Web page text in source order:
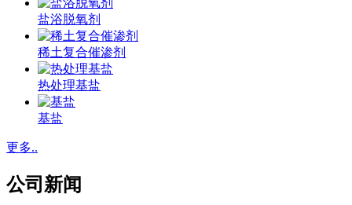
盐浴脱氧剂
稀土复合催渗剂
热处理基盐
基盐
更多..
公司新闻